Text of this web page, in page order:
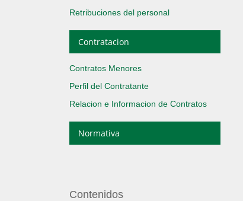
Retribuciones del personal
Contratacion
Contratos Menores
Perfil del Contratante
Relacion e Informacion de Contratos
Normativa
Contenidos